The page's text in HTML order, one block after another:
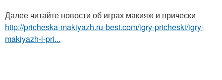
Далее читайте новости об играх макияж и прически
http://pricheska-makiyazh.ru-best.com/igry-pricheski/igry-
makiyazh-i-pri...